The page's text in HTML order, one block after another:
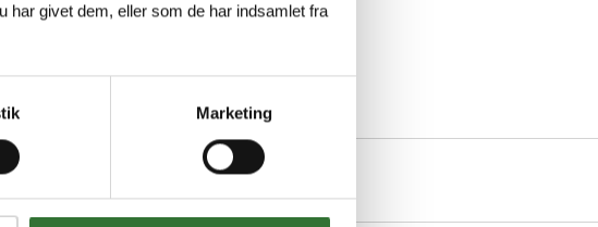
har givet dem, eller som de har indsamlet fra
Marketing